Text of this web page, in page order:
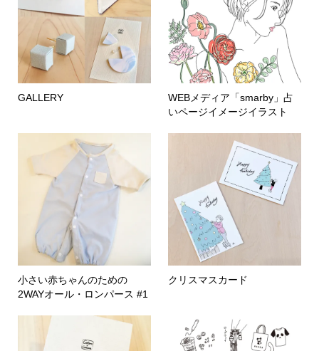
GALLERY
WEBメディア「smarby」占
いページイメージイラスト
小さい赤ちゃんのための
2WAYオール・ロンパース #1
クリスマスカード